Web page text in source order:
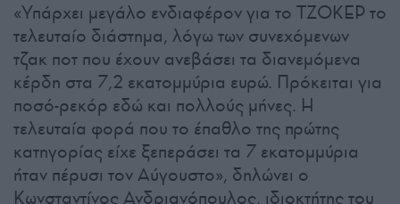
«Υπάρχει μεγάλο ενδιαφέρον για το ΤΖΟΚΕΡ το
τελευταίο διάστημα, λόγω των συνεχόμενων
τζακ ποτ που έχουν ανεβάσει τα διανεμόμενα
κέρδη στα 7,2 εκατομμύρια ευρώ. Πρόκειται για
ποσό-ρεκόρ εδώ και πολλούς μήνες. Η
τελευταία φορά που το έπαθλο της πρώτης
κατηγορίας είχε ξεπεράσει τα 7 εκατομμύρια
ήταν πέρυσι τον Αύγουστο», δηλώνει ο
Κωνσταντίνος Ανδριανόπουλος, ιδιοκτήτης του